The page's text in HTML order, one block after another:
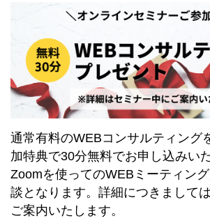
通常有料のWEBコンサルティング
加特典で30分無料でお申し込みい
Zoomを使ってのWEBミーティン
談となります。詳細につきまして
ご案内いたします。